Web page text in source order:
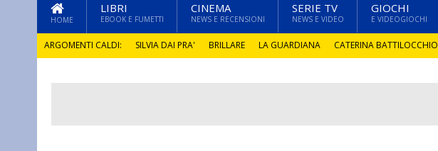
HOME
LIBRI
EBOOK E FUMETTI
CINEMA
NEWS E RECENSIONI
SERIE TV
NEWS E VIDEO
GIOCHI
E VIDEOGIOCHI
ARGOMENTI CALDI: SILVIA DAI PRA' BRILLARE LA GUARDIANA CATERINA BATTILOCCHIO